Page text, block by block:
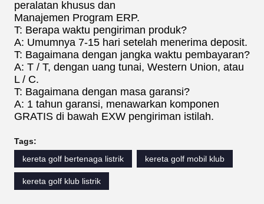
peralatan khusus dan
Manajemen Program ERP.
T: Berapa waktu pengiriman produk?
A: Umumnya 7-15 hari setelah menerima deposit.
T: Bagaimana dengan jangka waktu pembayaran?
A: T / T, dengan uang tunai, Western Union, atau
L / C.
T: Bagaimana dengan masa garansi?
A: 1 tahun garansi, menawarkan komponen
GRATIS di bawah EXW pengiriman istilah.
Tags:
kereta golf bertenaga listrik
kereta golf mobil klub
kereta golf klub listrik